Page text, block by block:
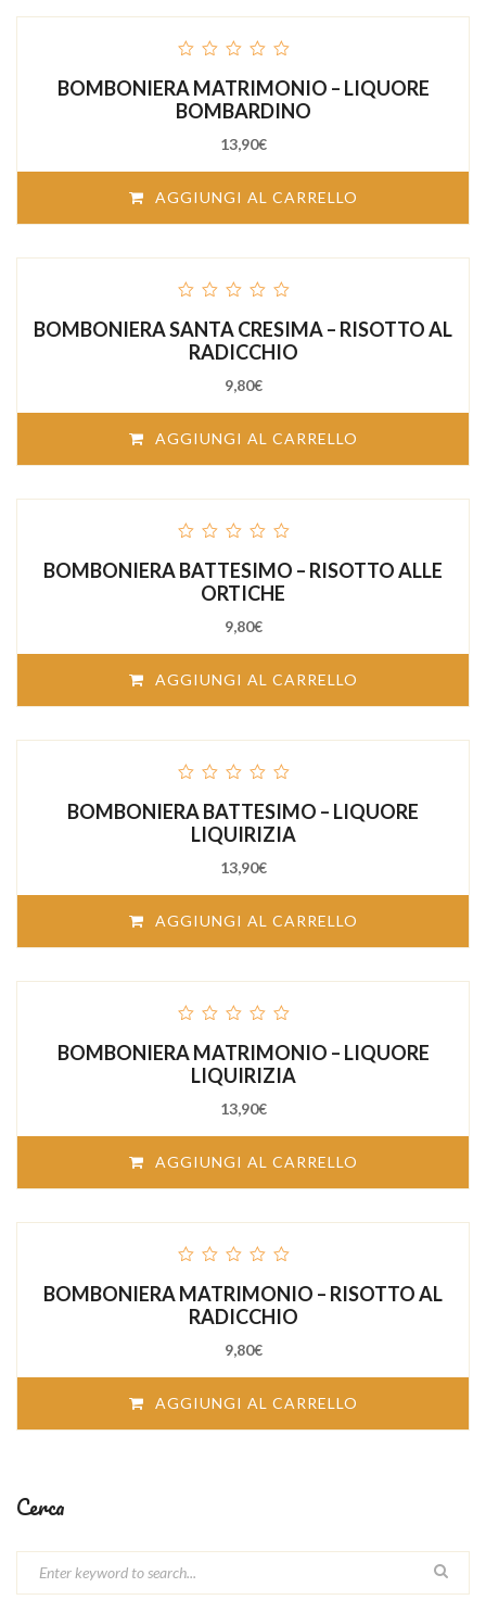
of
5
BOMBONIERA MATRIMONIO – LIQUORE
BOMBARDINO
13,90€
AGGIUNGI AL CARRELLO
of
5
BOMBONIERA SANTA CRESIMA – RISOTTO AL
RADICCHIO
9,80€
AGGIUNGI AL CARRELLO
of
5
BOMBONIERA BATTESIMO – RISOTTO ALLE
ORTICHE
9,80€
AGGIUNGI AL CARRELLO
of
5
BOMBONIERA BATTESIMO – LIQUORE
LIQUIRIZIA
13,90€
AGGIUNGI AL CARRELLO
of
5
BOMBONIERA MATRIMONIO – LIQUORE
LIQUIRIZIA
13,90€
AGGIUNGI AL CARRELLO
of
5
BOMBONIERA MATRIMONIO – RISOTTO AL
RADICCHIO
9,80€
AGGIUNGI AL CARRELLO
Cerca